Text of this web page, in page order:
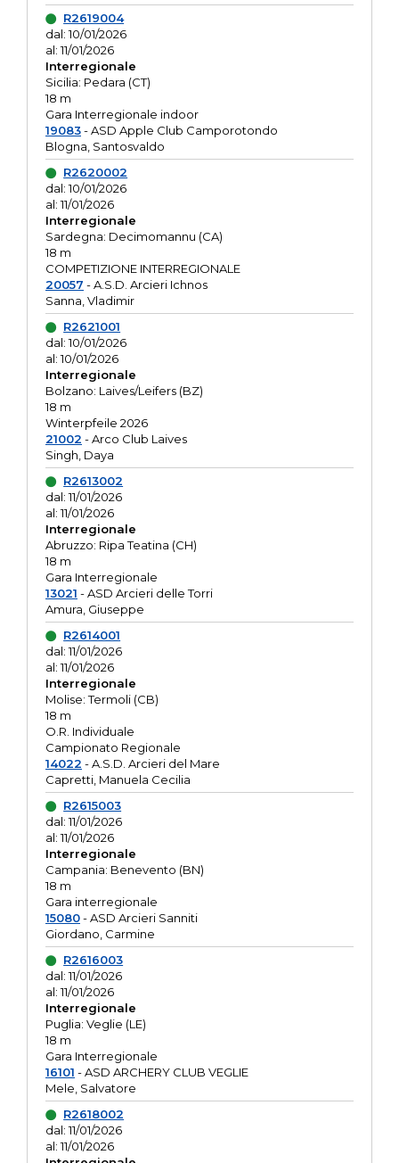
R2619004
dal: 10/01/2026
al: 11/01/2026
Interregionale
Sicilia: Pedara (CT)
18 m
Gara Interregionale indoor
19083- ASD Apple Club Camporotondo
Blogna, Santosvaldo
R2620002
dal: 10/01/2026
al: 11/01/2026
Interregionale
Sardegna: Decimomannu (CA)
18 m
COMPETIZIONE INTERREGIONALE
20057 - A.S.D. Arcieri Ichnos
Sanna, Vladimir
R2621001
dal: 10/01/2026
al: 10/01/2026
Interregionale
Bolzano: Laives/Leifers (BZ)
18 m
Winterpfeile 2026
21002 - Arco Club Laives
Singh, Daya
R2613002
dal: 11/01/2026
al: 11/01/2026
Interregionale
Abruzzo: Ripa Teatina (CH)
18 m
Gara Interregionale
13021 - ASD Arcieri delle Torri
Amura, Giuseppe
R2614001
dal: 11/01/2026
al: 11/01/2026
Interregionale
Molise: Termoli (CB)
18 m
O.R. Individuale
Campionato Regionale
14022 - A.S.D. Arcieri del Mare
Capretti, Manuela Cecilia
R2615003
dal: 11/01/2026
al: 11/01/2026
Interregionale
Campania: Benevento (BN)
18 m
Gara interregionale
15080- ASD Arcieri Sanniti
Giordano, Carmine
R2616003
dal: 11/01/2026
al: 11/01/2026
Interregionale
Puglia: Veglie (LE)
18 m
Gara Interregionale
16101 - ASD ARCHERY CLUB VEGLIE
Mele, Salvatore
R2618002
dal: 11/01/2026
al: 11/01/2026